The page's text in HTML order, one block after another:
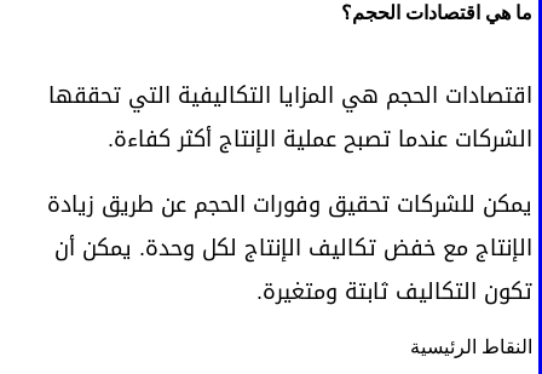
ما هي اقتصادات الحجم؟
اقتصادات الحجم هي المزايا التكاليفية التي تحققها
الشركات عندما تصبح عملية الإنتاج أكثر كفاءة.
يمكن للشركات تحقيق وفورات الحجم عن طريق زيادة
الإنتاج مع خفض تكاليف الإنتاج لكل وحدة. يمكن أن
تكون التكاليف ثابتة ومتغيرة.
النقاط الرئيسية